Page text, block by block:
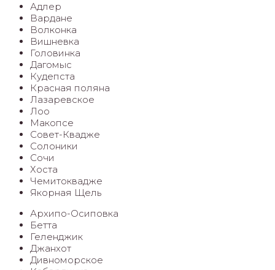
Адлер
Вардане
Волконка
Вишневка
Головинка
Дагомыс
Кудепста
Красная поляна
Лазаревское
Лоо
Макопсе
Совет-Квадже
Солоники
Сочи
Хоста
Чемитоквадже
Якорная Щель
Архипо-Осиповка
Бетта
Геленджик
Джанхот
Дивноморское